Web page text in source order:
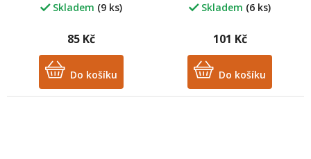
Skladem (9 ks)
85 Kč
Do košíku
Skladem (6 ks)
101 Kč
Do košíku